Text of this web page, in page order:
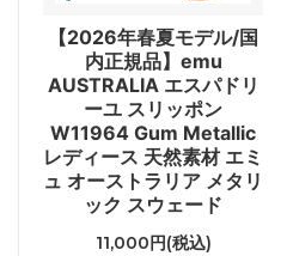
【2026年春夏モデル/国
内正規品】emu
AUSTRALIA エスパドリ
ーユ スリッポン
W11964 Gum Metallic
レディース 天然素材 エミ
ュ オーストラリア メタリ
ック スウェード
11,000円(税込)